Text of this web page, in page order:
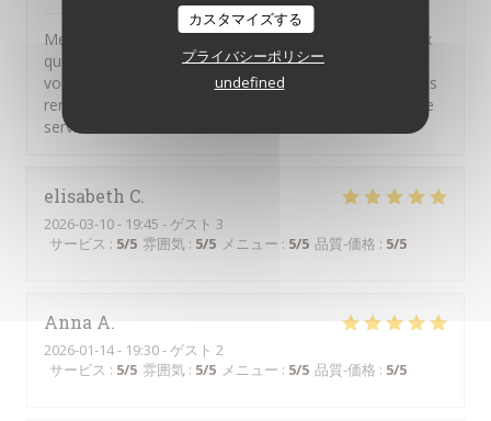
カスタマイズする
プライバシーポリシー
undefined
はこのレビューに返信しました
Merci pour vos commentaires. Nous sommes heureux
que vous ayez apprécié nos plats. Il n'appartient qu'à
vous de solliciter notre personnel pour faire part de vos
remarques ou de vos questions, nous sommes à votre
service
elisabeth C
2026-03-10- 19:45 - ゲスト 3
サービス : 5/5 雰囲気 : 5/5 メニュー : 5/5 品質-価格 : 5/5
Anna A
2026-01-14- 19:30 - ゲスト 2
サービス : 5/5 雰囲気 : 5/5 メニュー : 5/5 品質-価格 : 5/5